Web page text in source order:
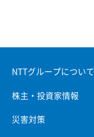
NTTグループについて
株主・投資家情報
災害対策